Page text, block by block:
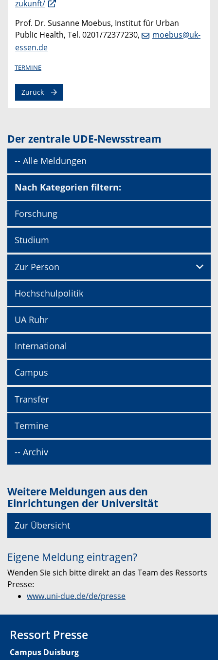
zukunft/
Prof. Dr. Susanne Moebus, Institut für Urban
Public Health, Tel. 0201/72377230,
moebus@uk-
essen.de
TERMINE
Zurück
Der zentrale UDE-Newsstream
-- Alle Meldungen
Nach Kategorien filtern:
Forschung
Studium
Zur Person
Hochschulpolitik
UA Ruhr
International
Campus
Transfer
Termine
-- Archiv
Weitere Meldungen aus den
Einrichtungen der Universität
Zur Übersicht
Eigene Meldung eintragen?
Wenden Sie sich bitte direkt an das Team des Ressorts
Presse:
www.uni-due.de/de/presse
Ressort Presse
Campus Duisburg